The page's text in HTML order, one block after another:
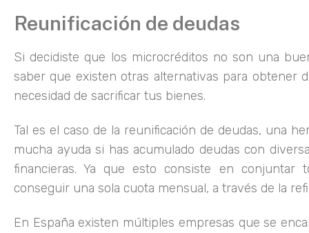
Reunificación de deudas
Si decidiste que los microcréditos no son una
saber que existen otras alternativas para obtener
necesidad de sacrificar tus bienes.
Tal es el caso de la reunificación de deudas, una
mucha ayuda si has acumulado deudas con
financieras. Ya que esto consiste en conjuntar
conseguir una sola cuota mensual, a través de la
En España existen múltiples empresas que se